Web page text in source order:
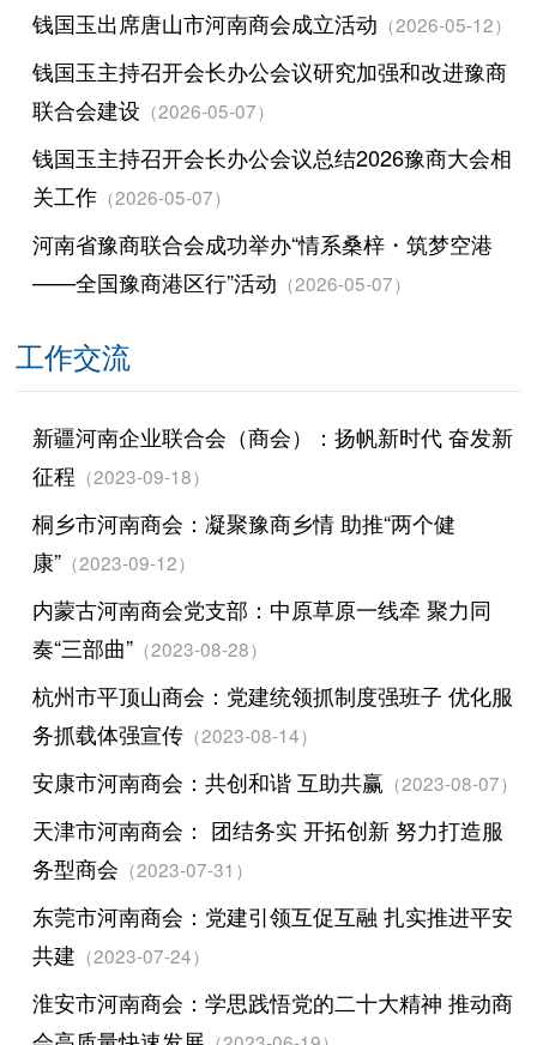
钱国玉出席唐山市河南商会成立活动 （2026-05-12）
钱国玉主持召开会长办公会议研究加强和改进豫商
联合会建设 （2026-05-07）
钱国玉主持召开会长办公会议总结2026豫商大会相
关工作（2026-05-07）
河南省豫商联合会成功举办“情系桑梓・筑梦空港
——全国豫商港区行”活动 （2026-05-07）
工作交流
新疆河南企业联合会（商会）：扬帆新时代 奋发新
征程 （2023-09-18）
桐乡市河南商会：凝聚豫商乡情 助推“两个健
康”（2023-09-12）
内蒙古河南商会党支部：中原草原一线牵 聚力同
奏“三部曲”（2023-08-28）
杭州市平顶山商会：党建统领抓制度强班子 优化服
务抓载体强宣传（2023-08-14）
安康市河南商会：共创和谐 互助共赢 （2023-08-07）
天津市河南商会： 团结务实 开拓创新 努力打造服
务型商会 （2023-07-31）
东莞市河南商会：党建引领互促互融 扎实推进平安
共建 （2023-07-24）
淮安市河南商会：学思践悟党的二十大精神 推动商